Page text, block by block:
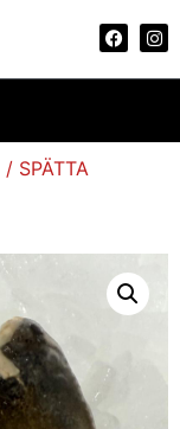
/ SPÄTTA